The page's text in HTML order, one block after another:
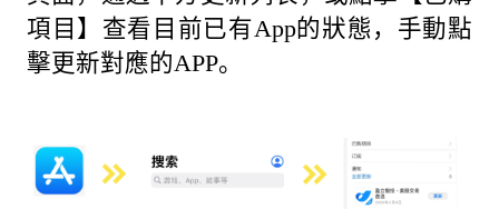
項目】查看目前已有App的狀態，手動點
擊更新對應的APP。